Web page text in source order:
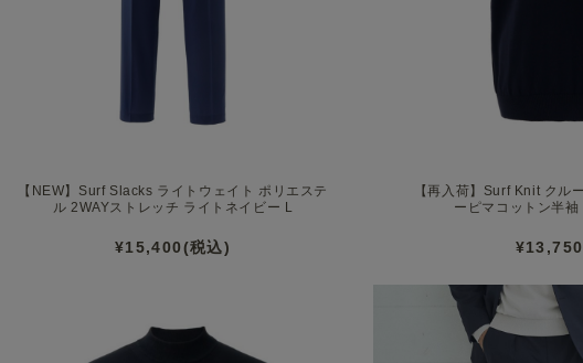
ット裏毛 チャコール
【NEW】Surf Slacks ライトウェイト ポリエステ
ル 2WAYストレッチ ライトネイビー L
¥15,400(税込)
【再入荷】Surf Knit クル
ーピマコットン半